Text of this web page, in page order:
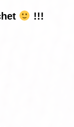
!!!